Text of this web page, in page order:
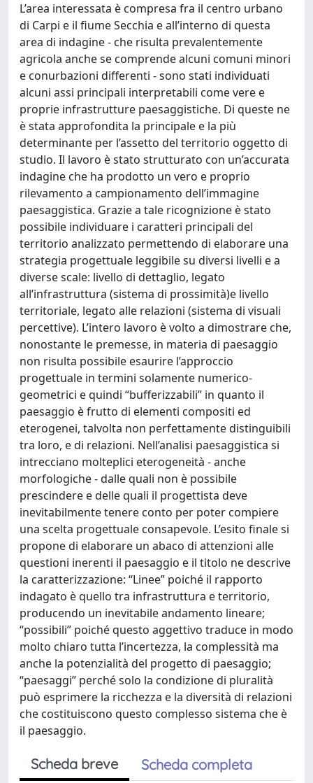
L’area interessata è compresa fra il centro urbano
di Carpi e il fiume Secchia e all’interno di questa
area di indagine - che risulta prevalentemente
agricola anche se comprende alcuni comuni minori
e conurbazioni differenti - sono stati individuati
alcuni assi principali interpretabili come vere e
proprie infrastrutture paesaggistiche. Di queste ne
è stata approfondita la principale e la più
determinante per l’assetto del territorio oggetto di
studio. Il lavoro è stato strutturato con un’accurata
indagine che ha prodotto un vero e proprio
rilevamento a campionamento dell’immagine
paesaggistica. Grazie a tale ricognizione è stato
possibile individuare i caratteri principali del
territorio analizzato permettendo di elaborare una
strategia progettuale leggibile su diversi livelli e a
diverse scale: livello di dettaglio, legato
all’infrastruttura (sistema di prossimità)e livello
territoriale, legato alle relazioni (sistema di visuali
percettive). L’intero lavoro è volto a dimostrare che,
nonostante le premesse, in materia di paesaggio
non risulta possibile esaurire l’approccio
progettuale in termini solamente numerico-
geometrici e quindi “bufferizzabili” in quanto il
paesaggio è frutto di elementi compositi ed
eterogenei, talvolta non perfettamente distinguibili
tra loro, e di relazioni. Nell’analisi paesaggistica si
intrecciano molteplici eterogeneità - anche
morfologiche - dalle quali non è possibile
prescindere e delle quali il progettista deve
inevitabilmente tenere conto per poter compiere
una scelta progettuale consapevole. L’esito finale si
propone di elaborare un abaco di attenzioni alle
questioni inerenti il paesaggio e il titolo ne descrive
la caratterizzazione: “Linee” poiché il rapporto
indagato è quello tra infrastruttura e territorio,
producendo un inevitabile andamento lineare;
“possibili” poiché questo aggettivo traduce in modo
molto chiaro tutta l’incertezza, la complessità ma
anche la potenzialità del progetto di paesaggio;
“paesaggi” perché solo la condizione di pluralità
può esprimere la ricchezza e la diversità di relazioni
che costituiscono questo complesso sistema che è
il paesaggio.
Scheda breve Scheda completa